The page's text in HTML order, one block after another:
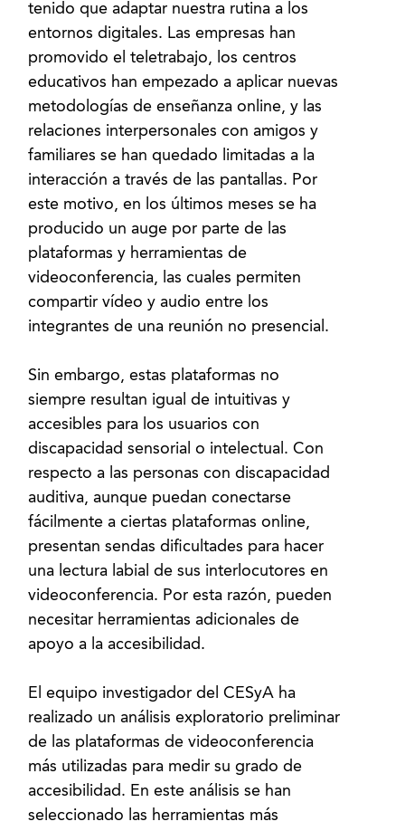
tenido que adaptar nuestra rutina a los
entornos digitales. Las empresas han
promovido el teletrabajo, los centros
educativos han empezado a aplicar nuevas
metodologías de enseñanza online, y las
relaciones interpersonales con amigos y
familiares se han quedado limitadas a la
interacción a través de las pantallas. Por
este motivo, en los últimos meses se ha
producido un auge por parte de las
plataformas y herramientas de
videoconferencia, las cuales permiten
compartir vídeo y audio entre los
integrantes de una reunión no presencial.
Sin embargo, estas plataformas no
siempre resultan igual de intuitivas y
accesibles para los usuarios con
discapacidad sensorial o intelectual. Con
respecto a las personas con discapacidad
auditiva, aunque puedan conectarse
fácilmente a ciertas plataformas online,
presentan sendas dificultades para hacer
una lectura labial de sus interlocutores en
videoconferencia. Por esta razón, pueden
necesitar herramientas adicionales de
apoyo a la accesibilidad.
El equipo investigador del CESyA ha
realizado un análisis exploratorio preliminar
de las plataformas de videoconferencia
más utilizadas para medir su grado de
accesibilidad. En este análisis se han
seleccionado las herramientas más